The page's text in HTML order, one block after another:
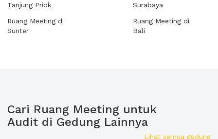
Tanjung Priok
Ruang Meeting di
Sunter
Surabaya
Ruang Meeting di
Bali
Cari Ruang Meeting untuk
Audit di Gedung Lainnya
Lihat semua gedung